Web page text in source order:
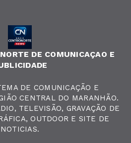
DE COMUNICAÇAO E
DE COMUNICAÇÃO E
CENTRAL DO MARANHÃO.
TELEVISÃO, GRAVAÇÃO DE
OUTDOOR E SITE DE
NOTICIAS.